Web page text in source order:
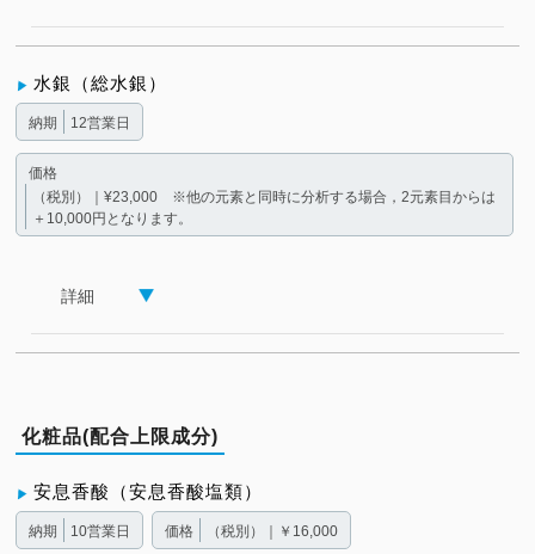
水銀（総水銀）
納期 12営業日
価格
（税別）｜¥23,000 ※他の元素と同時に分析する場合，2元素目からは
＋10,000円となります。
詳細
化粧品(配合上限成分)
安息香酸（安息香酸塩類）
納期 10営業日 価格 （税別）｜￥16,000